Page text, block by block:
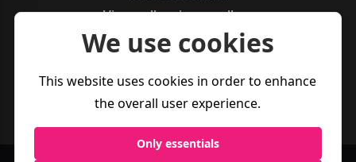
Vive melhor, joga melhor.
We use cookies
This website uses cookies in order to enhance
the overall user experience.
Only essentials